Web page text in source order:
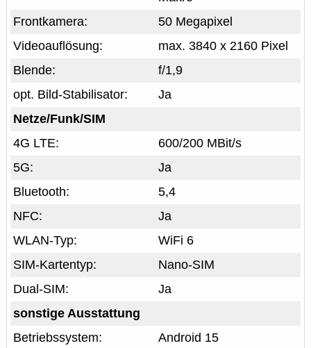
50 Megapixel
Frontkamera:
max. 3840 x 2160 Pixel
Videoauflösung:
f/1,9
Blende:
Ja
opt. Bild-Stabilisator:
Netze/Funk/SIM
600/200 MBit/s
4G LTE:
Ja
5G:
5,4
Bluetooth:
Ja
NFC:
WiFi 6
WLAN-Typ:
Nano-SIM
SIM-Kartentyp:
Ja
Dual-SIM:
sonstige Ausstattung
Android 15
Betriebssystem: